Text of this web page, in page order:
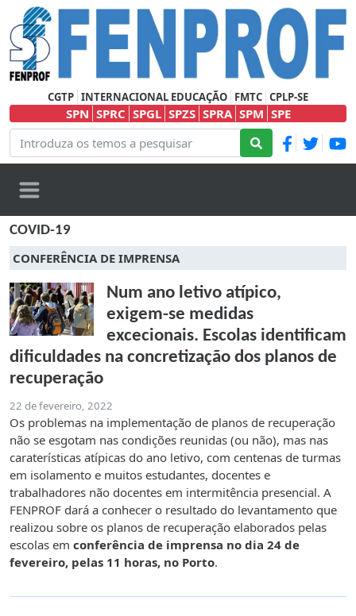
CGTP INTERNACIONAL EDUCAÇÃO FMTC CPLP-SE
SPN SPRC SPGL SPZS SPRA SPM SPE
COVID-19
CONFERÊNCIA DE IMPRENSA
Num ano letivo atípico,
exigem-se medidas
excecionais. Escolas identificam
dificuldades na concretização dos planos de
recuperação
22 de fevereiro, 2022
Os problemas na implementação de planos de recuperação
não se esgotam nas condições reunidas (ou não), mas nas
caraterísticas atípicas do ano letivo, com centenas de turmas
em isolamento e muitos estudantes, docentes e
trabalhadores não docentes em intermitência presencial. A
FENPROF dará a conhecer o resultado do levantamento que
realizou sobre os planos de recuperação elaborados pelas
escolas em conferência de imprensa no dia 24 de
fevereiro, pelas 11 horas, no Porto.